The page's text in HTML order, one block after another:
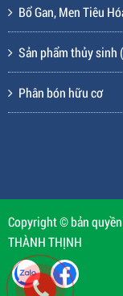
Bổ Gan, Men Tiêu
Sản phẩm thủy sinh
Phân bón hữu cơ
Copyright © bản quyền
THÀNH THỊNH